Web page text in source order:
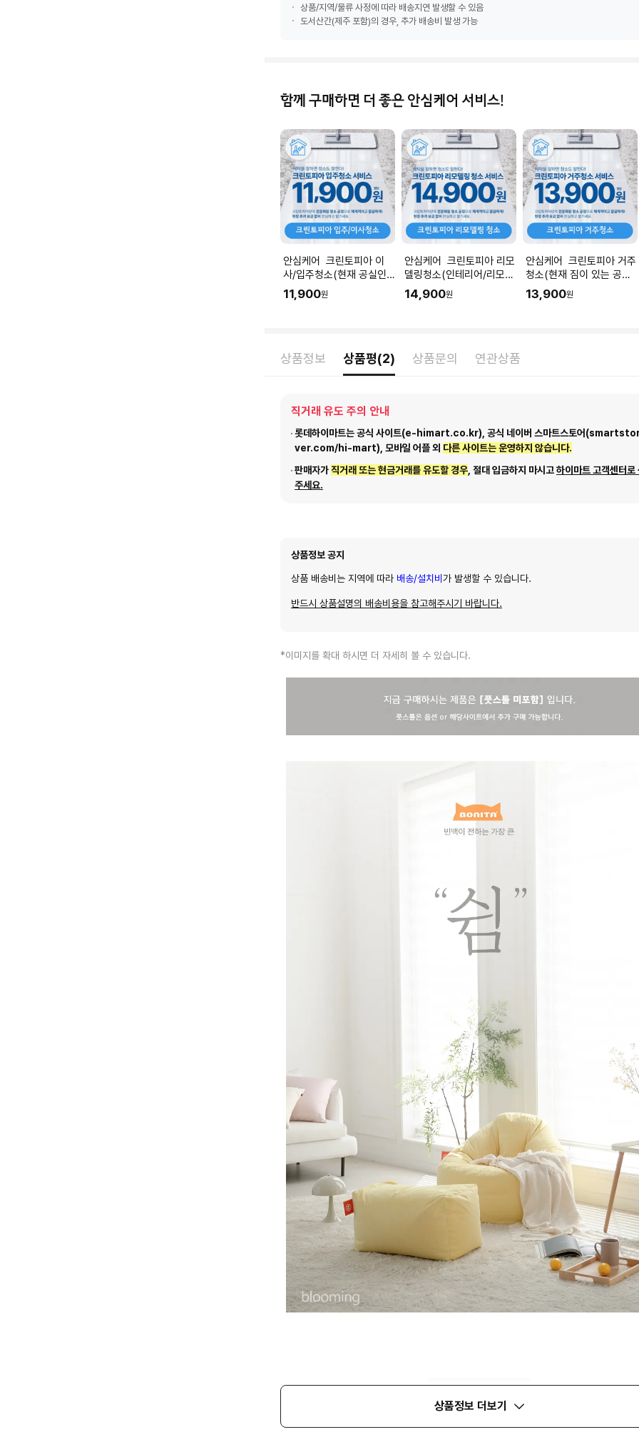
상품/지역/물류 사정에 따라 배송지연 발생할 수 있음
도서산간(제주 포함)의 경우, 추가 배송비 발생 가능
함께 구매하면 더 좋은 안심케어 서비스!
안심케어 크린토피아 이
사/입주청소(현재 공실인
공간청소) I 공간 평수에 맞
춰 수량을 입력해주세요.
11,900원
안심케어 크린토피아 리모
델링청소(인테리어/리모델
링 공사 직후) I 공간 평수
에 맞춰 수량을 입력해주세
14,900원
안심케어 크린토피아 거주
청소(현재 짐이 있는 공간
청소) I 공간 평수에 맞춰
수량을 입력해주세요.
13,900원
상품정보 상품평(2) 상품문의 연관상품
직거래 유도 주의 안내
롯데하이마트는 공식 사이트(e-himart.co.kr), 공식 네이버 스마트스토어
ver.com/hi-mart), 모바일 어플 외 다른 사이트는 운영하지 않습니다.
판매자가직거래 또는 현금거래를 유도할 경우 , 절대 입금하지 마시고하이마트 고객센터로
주세요.
상품정보 공지
상품 배송비는 지역에 따라 배송/설치비 가 발생할 수 있습니다.
반드시 상품설명의 배송비용을 참고해주시기 바랍니다.
*이미지를 확대 하시면 더 자세히 볼 수 있습니다.
상품정보 더보기